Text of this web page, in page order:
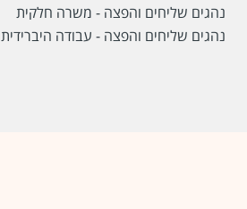
נהגים שליחים והפצה - משרה חלקית
נהגים שליחים והפצה - עבודה היברידית